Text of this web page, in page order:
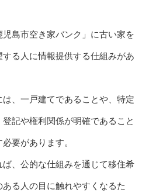
島市空き家バンク」に古い家を
る人に情報提供する仕組みがあ
、一戸建てであることや、特定
記や権利関係が明確であること
要があります。
、公的な仕組みを通じて移住希
る人の目に触れやすくなるた